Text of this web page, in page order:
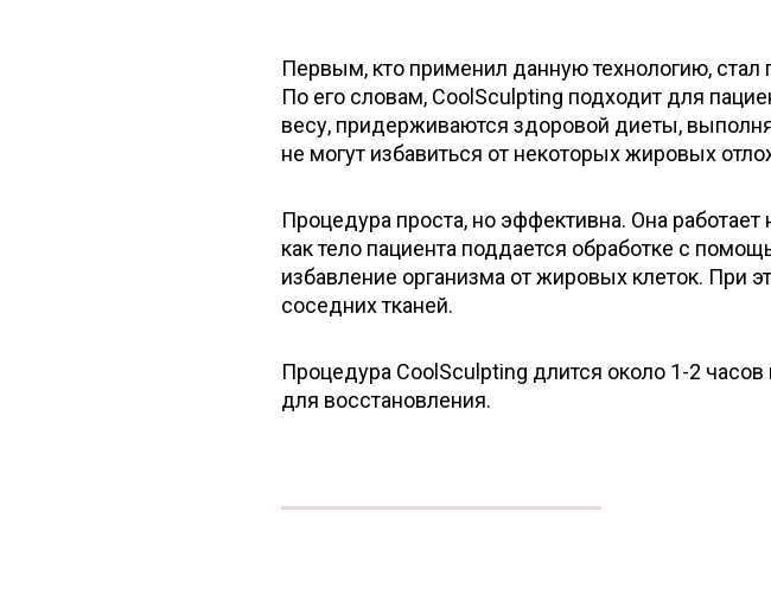
Первым, кто применил данную технологию, стал
По его словам, CoolSculpting подходит для
весу, придерживаются здоровой диеты,
не могут избавиться от некоторых жировых
Процедура проста, но эффективна. Она работает
как тело пациента поддается обработке с
избавление организма от жировых клеток. При
соседних тканей.
Процедура CoolSculpting длится около 1-2
для восстановления.